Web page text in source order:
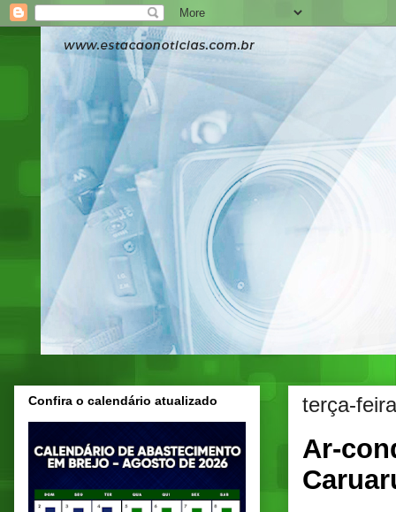
terça-
Ar-
Confira o calendário atualizado